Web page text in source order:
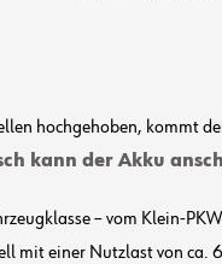
hochgehoben, kommt
kann der Akku
– vom Klein-
mit einer Nutzlast von ca.